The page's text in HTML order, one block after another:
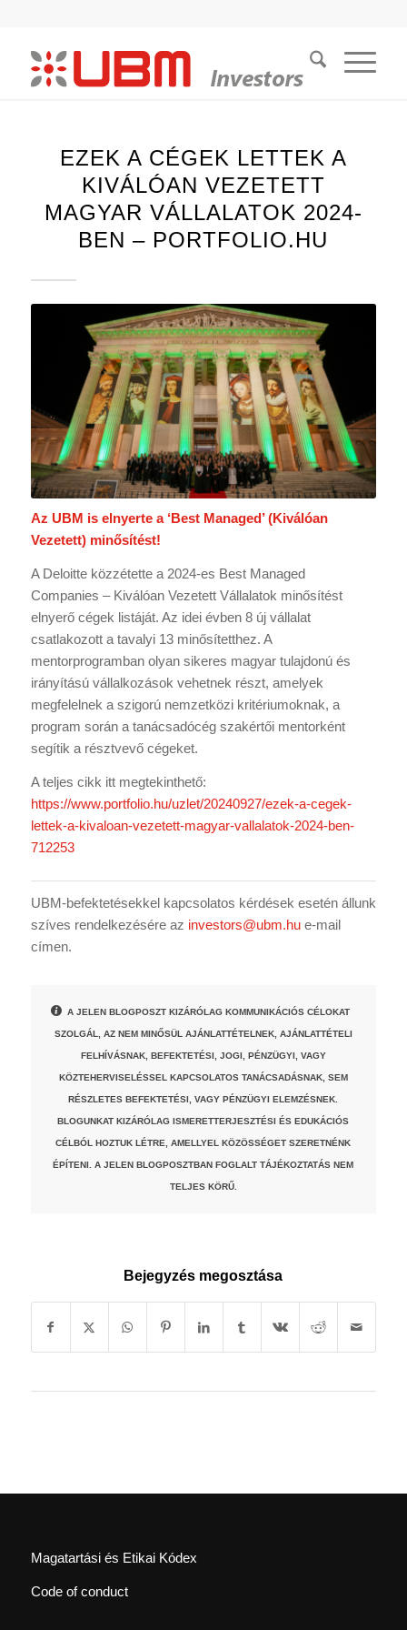
EZEK A CÉGEK LETTEK A
KIVÁLÓAN VEZETETT
MAGYAR VÁLLALATOK 2024-
BEN – PORTFOLIO.HU
Az UBM is elnyerte a ‘Best Managed’ (Kiválóan
Vezetett) minősítést!
A Deloitte közzétette a 2024-es Best Managed
Companies – Kiválóan Vezetett Vállalatok minősítést
elnyerő cégek listáját. Az idei évben 8 új vállalat
csatlakozott a tavalyi 13 minősítetthez. A
mentorprogramban olyan sikeres magyar tulajdonú és
irányítású vállalkozások vehetnek részt, amelyek
megfelelnek a szigorú nemzetközi kritériumoknak, a
program során a tanácsadócég szakértői mentorként
segítik a résztvevő cégeket.
A teljes cikk itt megtekinthető:
https://www.portfolio.hu/uzlet/20240927/ezek-a-cegek-
lettek-a-kivaloan-vezetett-magyar-vallalatok-2024-ben-
712253
UBM-befektetésekkel kapcsolatos kérdések esetén állunk
szíves rendelkezésére az investors@ubm.hue-mail
címen.
A JELEN BLOGPOSZT KIZÁRÓLAG KOMMUNIKÁCIÓS CÉLOKAT
SZOLGÁL, AZ NEM MINŐSÜL AJÁNLATTÉTELNEK, AJÁNLATTÉTELI
FELHÍVÁSNAK, BEFEKTETÉSI, JOGI, PÉNZÜGYI, VAGY
KÖZTEHERVISELÉSSEL KAPCSOLATOS TANÁCSADÁSNAK, SEM
RÉSZLETES BEFEKTETÉSI, VAGY PÉNZÜGYI ELEMZÉSNEK.
BLOGUNKAT KIZÁRÓLAG ISMERETTERJESZTÉSI ÉS EDUKÁCIÓS
CÉLBÓL HOZTUK LÉTRE, AMELLYEL KÖZÖSSÉGET SZERETNÉNK
ÉPÍTENI. A JELEN BLOGPOSZTBAN FOGLALT TÁJÉKOZTATÁS NEM
TELJES KÖRŰ.
Bejegyzés megosztása
Magatartási és Etikai Kódex
Code of conduct